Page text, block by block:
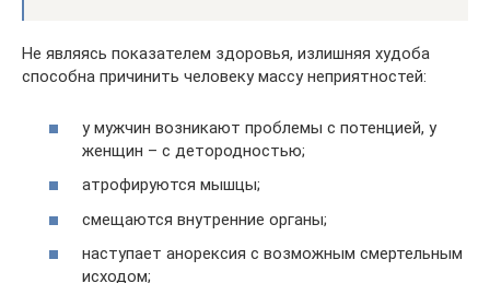
Не являясь показателем здоровья, излишняя худоба
способна причинить человеку массу неприятностей:
у мужчин возникают проблемы с потенцией, у
женщин – с детородностью;
атрофируются мышцы;
смещаются внутренние органы;
наступает анорексия с возможным смертельным
исходом;